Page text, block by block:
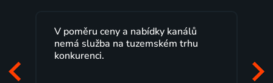
V poměru ceny a nabídky kanálů
nemá služba na tuzemském trhu
konkurenci.